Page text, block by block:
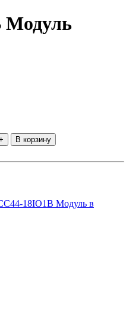
Модуль
В корзину
18IO1B Модуль в